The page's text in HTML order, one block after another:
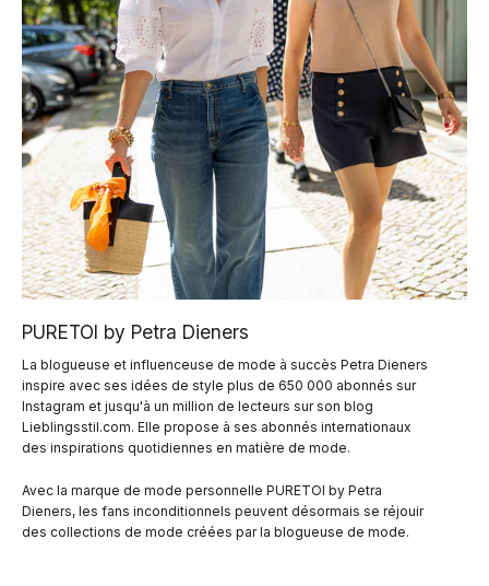
PURETOI by Petra Dieners
La blogueuse et influenceuse de mode à succès Petra Dieners
inspire avec ses idées de style plus de 650 000 abonnés sur
Instagram et jusqu'à un million de lecteurs sur son blog
Lieblingsstil.com. Elle propose à ses abonnés internationaux
des inspirations quotidiennes en matière de mode.
Avec la marque de mode personnelle PURETOI by Petra
Dieners, les fans inconditionnels peuvent désormais se réjouir
des collections de mode créées par la blogueuse de mode.